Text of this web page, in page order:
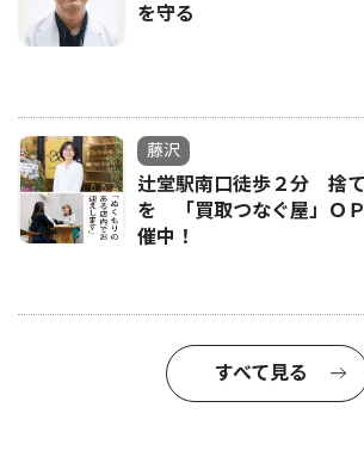
を守る
藤沢
辻堂駅南口徒歩２分 捨
を 「買取つなぐ屋」Ｏ
催中！
すべて見る